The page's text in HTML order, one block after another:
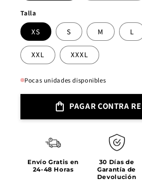
Talla
XS S M L
XXL XXXL
Pocas unidades disponibles
PAGAR CONTRA
Envío Gratis en
24-48 Horas
30 Días de
Garantía de
Devolución